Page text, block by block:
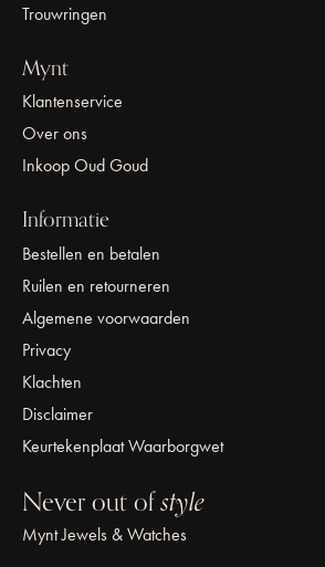
Trouwringen
Mynt
Klantenservice
Over ons
Inkoop Oud Goud
Informatie
Bestellen en betalen
Ruilen en retourneren
Algemene voorwaarden
Privacy
Klachten
Disclaimer
Keurtekenplaat Waarborgwet
Never out ofstyle
Mynt Jewels & Watches